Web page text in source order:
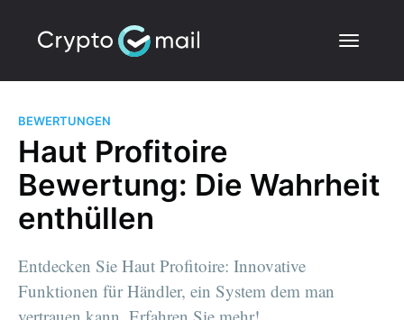
BEWERTUNGEN
Haut Profitoire
Bewertung: Die Wahrheit
enthüllen
Entdecken Sie Haut Profitoire: Innovative
Funktionen für Händler, ein System dem man